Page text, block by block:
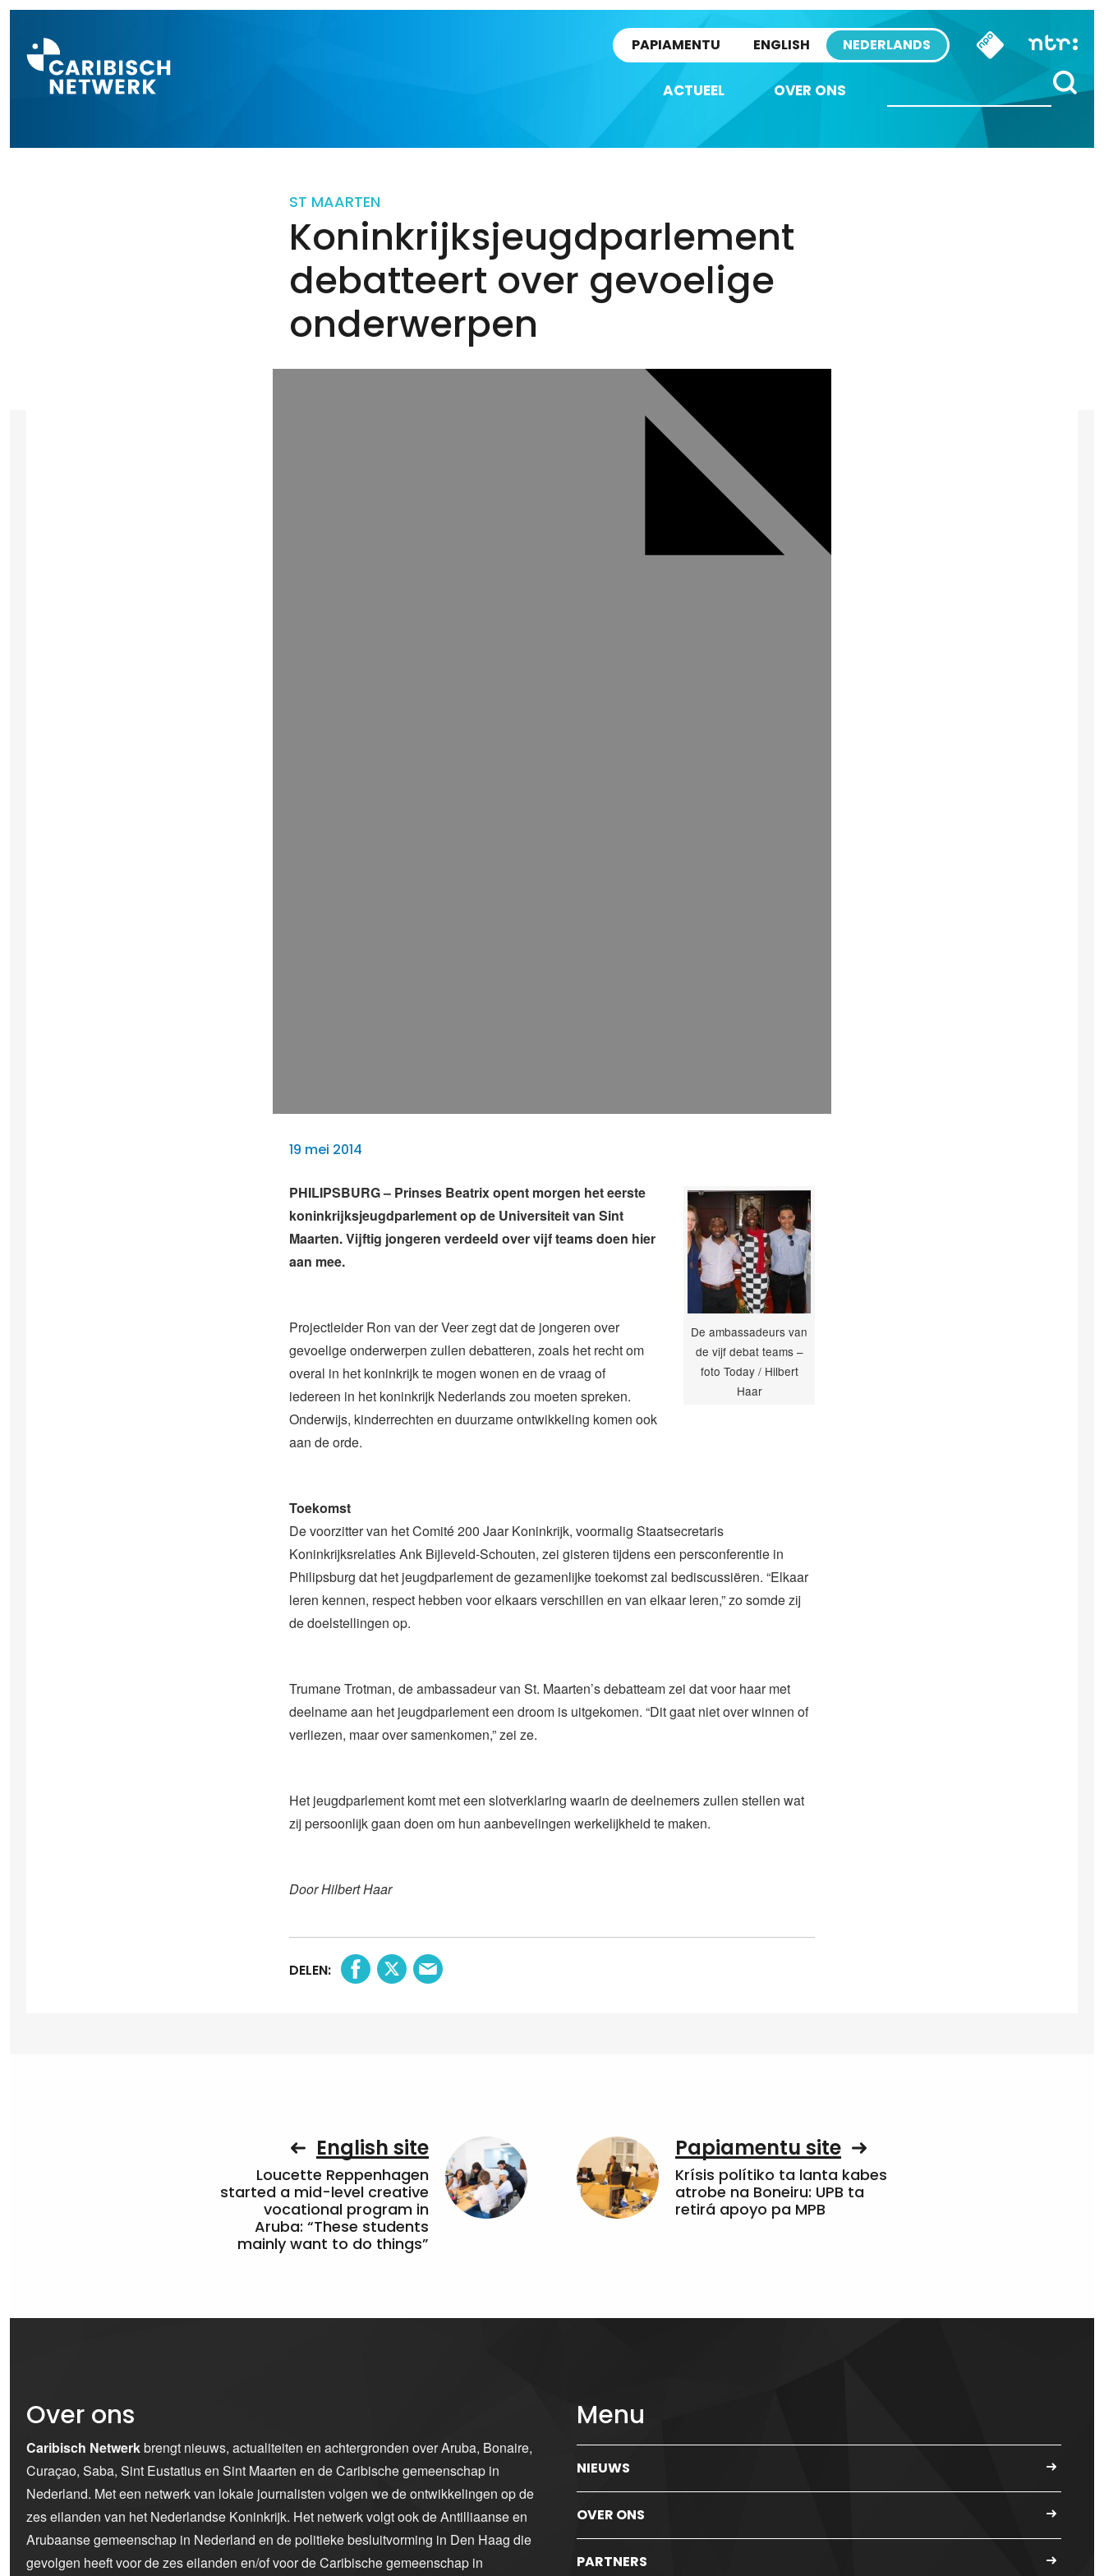
PAPIAMENTU ENGLISH NEDERLANDS
ACTUEEL OVER ONS
ST MAARTEN
Koninkrijksjeugdparlement
debatteert over gevoelige
onderwerpen
19 mei 2014
De ambassadeurs van
de vijf debat teams –
foto Today / Hilbert
Haar
PHILIPSBURG – Prinses Beatrix opent morgen het eerste
koninkrijksjeugdparlement op de Universiteit van Sint
Maarten. Vijftig jongeren verdeeld over vijf teams doen hier
aan mee.
Projectleider Ron van der Veer zegt dat de jongeren over
gevoelige onderwerpen zullen debatteren, zoals het recht om
overal in het koninkrijk te mogen wonen en de vraag of
iedereen in het koninkrijk Nederlands zou moeten spreken.
Onderwijs, kinderrechten en duurzame ontwikkeling komen ook
aan de orde.
Toekomst
De voorzitter van het Comité 200 Jaar Koninkrijk, voormalig Staatsecretaris
Koninkrijksrelaties Ank Bijleveld-Schouten, zei gisteren tijdens een persconferentie in
Philipsburg dat het jeugdparlement de gezamenlijke toekomst zal bediscussiëren. “Elkaar
leren kennen, respect hebben voor elkaars verschillen en van elkaar leren,” zo somde zij
de doelstellingen op.
Trumane Trotman, de ambassadeur van St. Maarten’s debatteam zei dat voor haar met
deelname aan het jeugdparlement een droom is uitgekomen. “Dit gaat niet over winnen of
verliezen, maar over samenkomen,” zei ze.
Het jeugdparlement komt met een slotverklaring waarin de deelnemers zullen stellen wat
zij persoonlijk gaan doen om hun aanbevelingen werkelijkheid te maken.
Door Hilbert Haar
DELEN:
English site
Loucette Reppenhagen
started a mid-level creative
vocational program in
Aruba: “These students
mainly want to do things”
Papiamentu site
Krísis polítiko ta lanta kabes
atrobe na Boneiru: UPB ta
retirá apoyo pa MPB
Over ons
Caribisch Netwerkbrengt nieuws, actualiteiten en achtergronden over Aruba, Bonaire,
Curaçao, Saba, Sint Eustatius en Sint Maarten en de Caribische gemeenschap in
Nederland. Met een netwerk van lokale journalisten volgen we de ontwikkelingen op de
zes eilanden van het Nederlandse Koninkrijk. Het netwerk volgt ook de Antilliaanse en
Arubaanse gemeenschap in Nederland en de politieke besluitvorming in Den Haag die
gevolgen heeft voor de zes eilanden en/of voor de Caribische gemeenschap in
Menu
NIEUWS
OVER ONS
PARTNERS